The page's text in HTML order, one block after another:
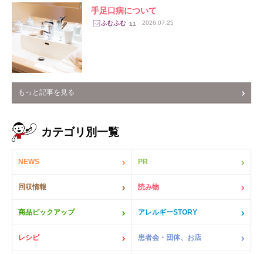
手足口病について
11 2026.07.25
もっと記事を見る
カテゴリ別一覧
NEWS PR
回収情報 読み物
商品ピックアップ アレルギーSTORY
レシピ 患者会・団体、お店